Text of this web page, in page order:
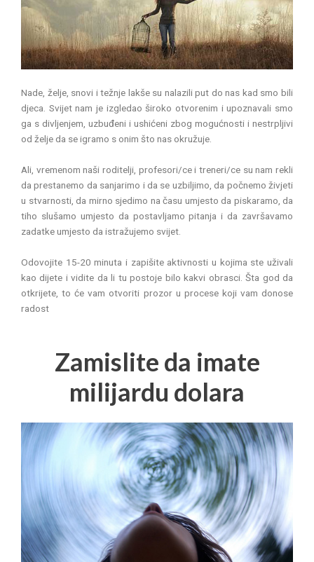
Nade, želje, snovi i težnje lakše su nalazili put do nas kad smo bili
djeca. Svijet nam je izgledao široko otvorenim i upoznavali smo
ga s divljenjem, uzbuđeni i ushićeni zbog mogućnosti i nestrpljivi
od želje da se igramo s onim što nas okružuje.
Ali, vremenom naši roditelji, profesori/ce i treneri/ce su nam rekli
da prestanemo da sanjarimo i da se uzbiljimo, da počnemo živjeti
u stvarnosti, da mirno sjedimo na času umjesto da piskaramo, da
tiho slušamo umjesto da postavljamo pitanja i da završavamo
zadatke umjesto da istražujemo svijet.
Odovojite 15-20 minuta i zapišite aktivnosti u kojima ste uživali
kao dijete i vidite da li tu postoje bilo kakvi obrasci. Šta god da
otkrijete, to će vam otvoriti prozor u procese koji vam donose
radost
Zamislite da imate
milijardu dolara